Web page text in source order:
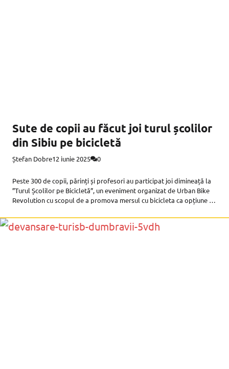
Sute de copii au făcut joi turul școlilor
din Sibiu pe bicicletă
Ștefan Dobre12 iunie 2025 0
Peste 300 de copii, părinți și profesori au participat joi dimineață la
”Turul Școlilor pe Bicicletă”, un eveniment organizat de Urban Bike
Revolution cu scopul de a promova mersul cu bicicleta ca opțiune de